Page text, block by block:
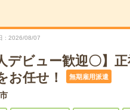
2026/08/07
デビュー歓迎〇】
お任せ！
無期雇用派遣